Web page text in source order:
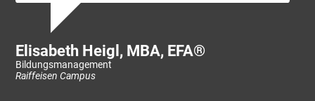
Elisabeth Heigl, MBA, EFA®
Bildungsmanagement
Raiffeisen Campus